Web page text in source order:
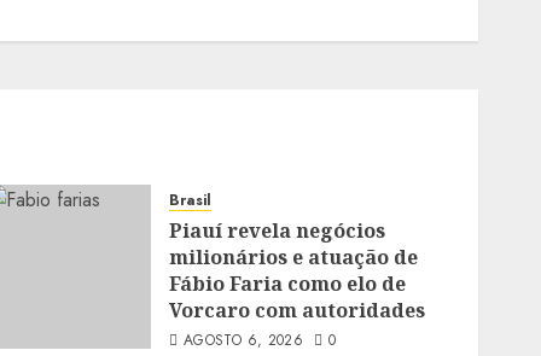
Brasil
Piauí revela negócios
milionários e atuação de
Fábio Faria como elo de
Vorcaro com autoridades
AGOSTO 6, 2026 0